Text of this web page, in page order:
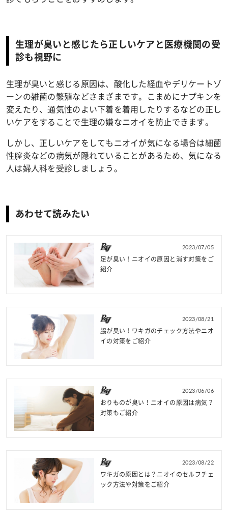
生理が臭いと感じたら正しいケアと医療機関の受
診も視野に
生理が臭いと感じる原因は、酸化した経血やデリケートゾ
ーンの雑菌の繁殖などさまざまです。こまめにナプキンを
変えたり、通気性のよい下着を着用したりするなどの正し
いケアをすることで生理の嫌なニオイを防止できます。
しかし、正しいケアをしてもニオイが気になる場合は細菌
性膣炎などの病気が隠れていることがあるため、気になる
人は婦人科を受診しましょう。
あわせて読みたい
2023/07/05
足が臭い！ニオイの原因と消す対策をご
紹介
2023/08/21
脇が臭い！ワキガのチェック方法やニオ
イの対策をご紹介
2023/06/06
おりものが臭い！ニオイの原因は病気？
対策もご紹介
2023/08/22
ワキガの原因とは？ニオイのセルフチェ
ック方法や対策をご紹介